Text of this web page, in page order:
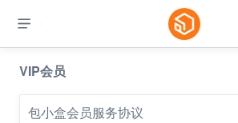

VIP会员
包小盒会员服务协议